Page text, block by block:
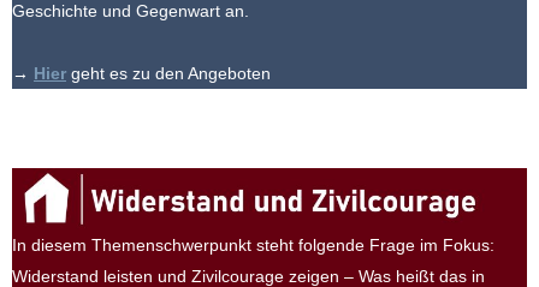
Geschichte und Gegenwart an.
→ Hier geht es zu den Angeboten
In diesem Themenschwerpunkt steht folgende Frage im Fokus:
Widerstand leisten und Zivilcourage zeigen – Was heißt das in